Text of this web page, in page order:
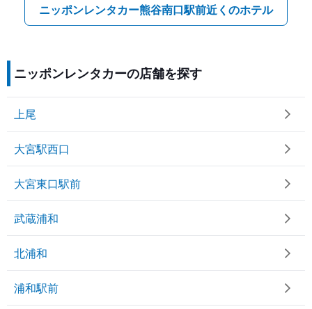
ニッポンレンタカー熊谷南口駅前近くのホテル
ニッポンレンタカーの店舗を探す
上尾
大宮駅西口
大宮東口駅前
武蔵浦和
北浦和
浦和駅前